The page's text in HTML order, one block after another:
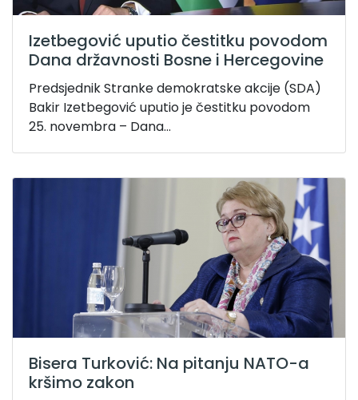
Izetbegović uputio čestitku povodom
Dana državnosti Bosne i Hercegovine
Predsjednik Stranke demokratske akcije (SDA)
Bakir Izetbegović uputio je čestitku povodom
25. novembra – Dana...
Bisera Turković: Na pitanju NATO-a
kršimo zakon